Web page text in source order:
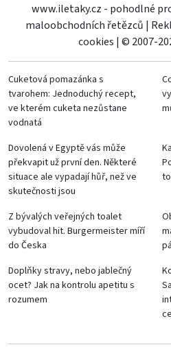
www.iletaky.cz - pohodlné
maloobchodních řetězců |
cookies | © 2007-
Cuketová pomazánka s
tvarohem: Jednoduchý recept,
ve kterém cuketa nezůstane
vodnatá
Dovolená v Egyptě vás může
překvapit už první den. Některé
situace ale vypadají hůř, než ve
skutečnosti jsou
Z bývalých veřejných toalet
vybudoval hit. Burgermeister míří
do Česka
Doplňky stravy, nebo jablečný
ocet? Jak na kontrolu apetitu s
rozumem